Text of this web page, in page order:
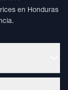
en Honduras